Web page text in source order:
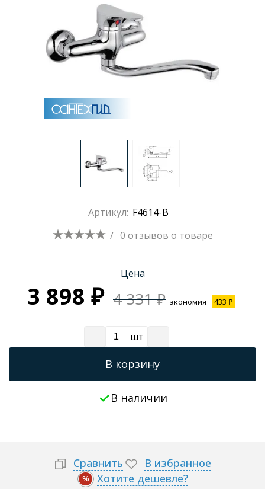
Душевые кабины
Полотенцесушители
Аксессуары для ванных комнат
Душевые поддоны
Душевые уголки и ограждения
Артикул: F4614-B
/ 0 отзывов о товаре
Цена
3 898 ₽ 4 331 ₽ экономия 433 ₽
шт
В корзину
В наличии
Сравнить В избранное
% Хотите дешевле?